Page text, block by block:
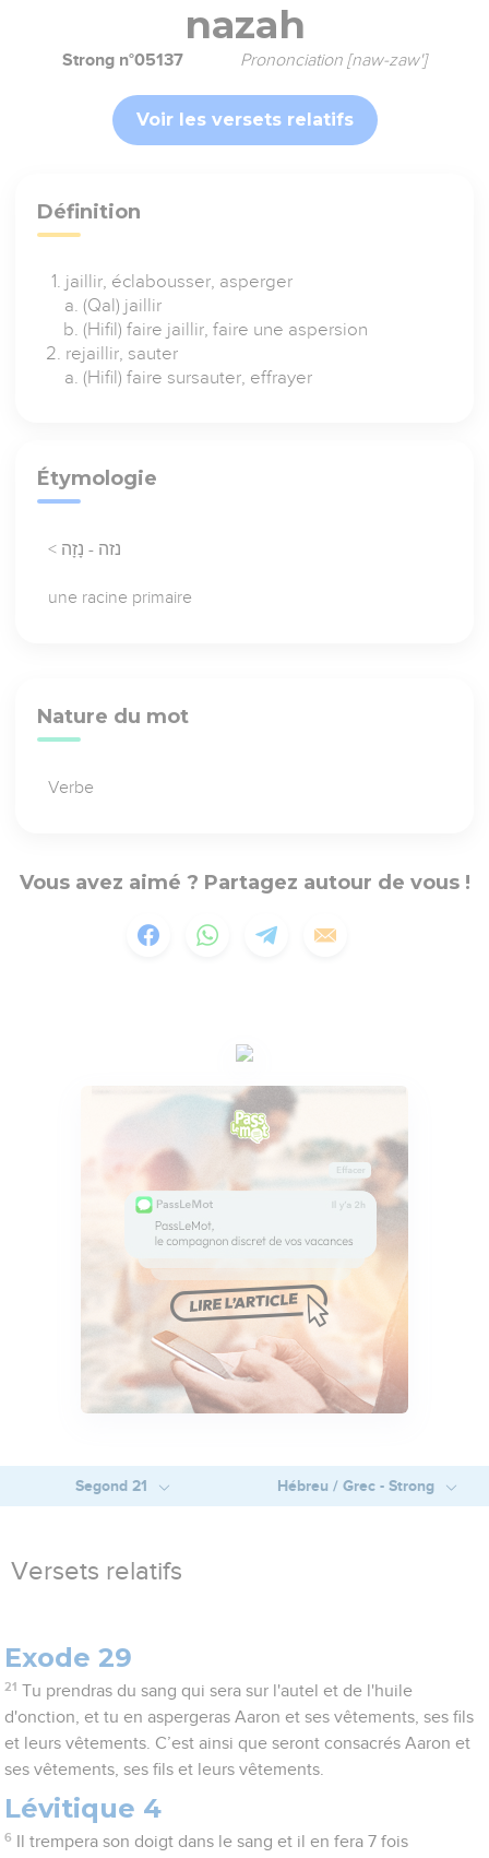
nazah
Strong n°05137 Prononciation [naw-zaw']
Voir les versets relatifs
Définition
jaillir, éclabousser, asperger
(Qal) jaillir
(Hifil) faire jaillir, faire une aspersion
rejaillir, sauter
(Hifil) faire sursauter, effrayer
Étymologie
< נזה - נָזָה
une racine primaire
Nature du mot
Verbe
Vous avez aimé ? Partagez autour de vous !
Segond 21 Hébreu / Grec - Strong
Versets relatifs
Exode 29
21 Tu prendras du sang qui sera sur l'autel et de l'huile
d'onction, et tu en aspergeras Aaron et ses vêtements, ses fils
et leurs vêtements. C’est ainsi que seront consacrés Aaron et
ses vêtements, ses fils et leurs vêtements.
Lévitique 4
6 Il trempera son doigt dans le sang et il en fera 7 fois